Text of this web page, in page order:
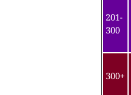
201-
300
300+